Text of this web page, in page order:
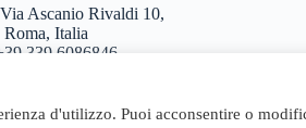
Via Ascanio Rivaldi 10,
Roma, Italia
339 6086846
:info@geosta.it
d'utilizzo. Puoi acconsentire o